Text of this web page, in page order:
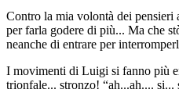
Contro la mia volontà dei pensieri
per farla godere di più... Ma che
neanche di entrare per
I movimenti di Luigi si fanno più
trionfale... stronzo! “ah...ah....